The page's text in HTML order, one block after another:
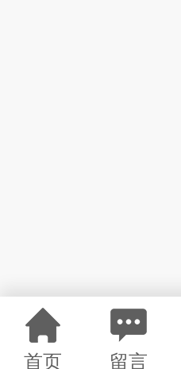
首页 留言